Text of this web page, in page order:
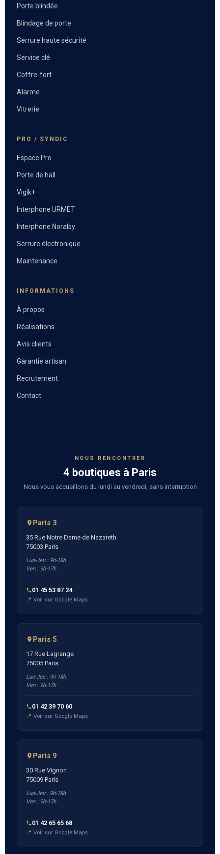
Porte blindée
Blindage de porte
Serrure haute sécurité
Service clé
Coffre-fort
Alarme
Vitrerie
PRO / SYNDIC
Espace Pro
Porte de hall
Vigik+
Interphone URMET
Interphone Noralsy
Serrure électronique
Maintenance
INFORMATIONS
À propos
Réalisations
Avis clients
Garantie artisan
Recrutement
Contact
NOUS RENCONTRER
4 boutiques à Paris
Nous vous accueillons du lundi au vendredi, sans interruption
Paris 3
35 Rue Notre Dame de Nazareth
75003 Paris
Lun-Jeu : 9h-18h
Ven : 9h-17h
01 45 53 87 24
📍 Voir sur Google Maps
Paris 5
17 Rue Lagrange
75005 Paris
Lun-Jeu : 9h-18h
Ven : 9h-17h
01 42 39 70 60
📍 Voir sur Google Maps
Paris 9
30 Rue Vignon
75009 Paris
Lun-Jeu : 9h-18h
Ven : 9h-17h
01 42 65 65 68
📍 Voir sur Google Maps